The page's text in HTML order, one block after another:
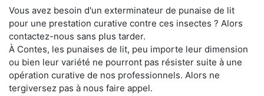
Vous avez besoin d'un exterminateur de punaise de lit
pour une prestation curative contre ces insectes ? Alors
contactez-nous sans plus tarder.
À Contes, les punaises de lit, peu importe leur dimension
ou bien leur variété ne pourront pas résister suite à une
opération curative de nos professionnels. Alors ne
tergiversez pas à nous faire appel.